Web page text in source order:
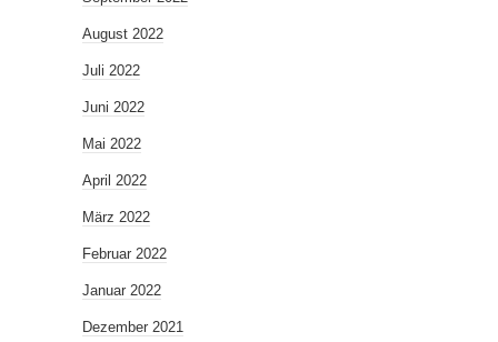
August 2022
Juli 2022
Juni 2022
Mai 2022
April 2022
März 2022
Februar 2022
Januar 2022
Dezember 2021